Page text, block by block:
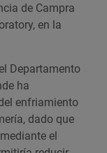
de Campra
en la
Departamento
ha
enfriamiento
dado que
el